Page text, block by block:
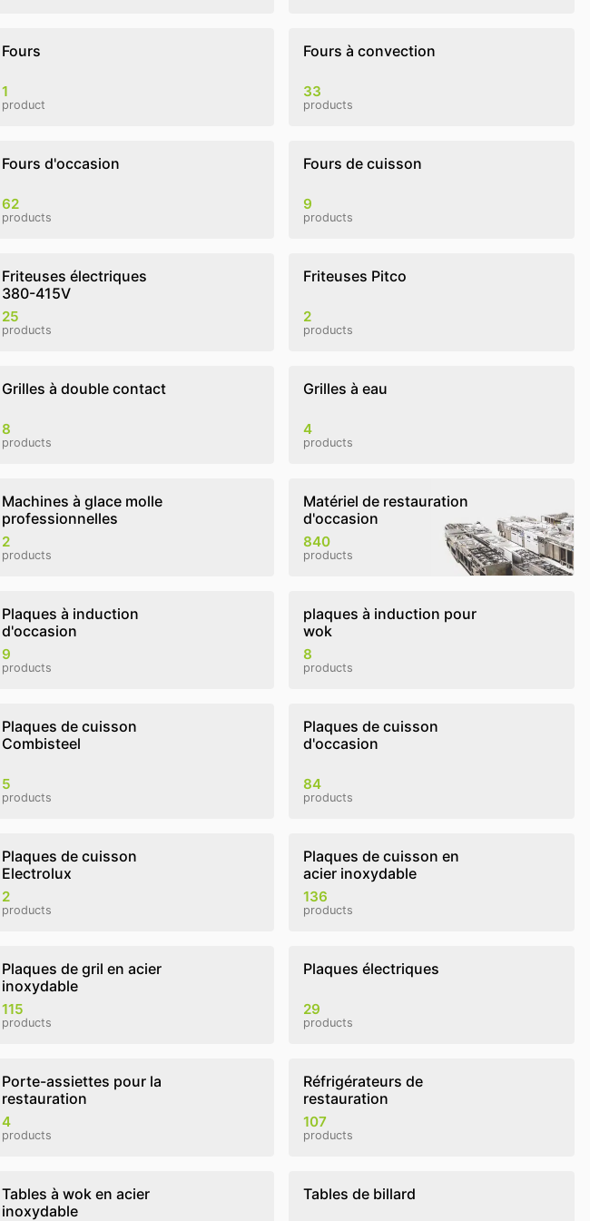
Fours
1
product
Fours à convection
33
products
Fours d'occasion
62
products
Fours de cuisson
9
products
Friteuses électriques
380-415V
25
products
Friteuses Pitco
2
products
Grilles à double contact
8
products
Grilles à eau
4
products
Machines à glace molle
professionnelles
2
products
Matériel de restauration
d'occasion
840
products
Plaques à induction
d'occasion
9
products
plaques à induction pour
wok
8
products
Plaques de cuisson
Combisteel
5
products
Plaques de cuisson
d'occasion
84
products
Plaques de cuisson
Electrolux
2
products
Plaques de cuisson en
acier inoxydable
136
products
Plaques de gril en acier
inoxydable
115
products
Plaques électriques
29
products
Porte-assiettes pour la
restauration
4
products
Réfrigérateurs de
restauration
107
products
Tables à wok en acier
inoxydable
Tables de billard